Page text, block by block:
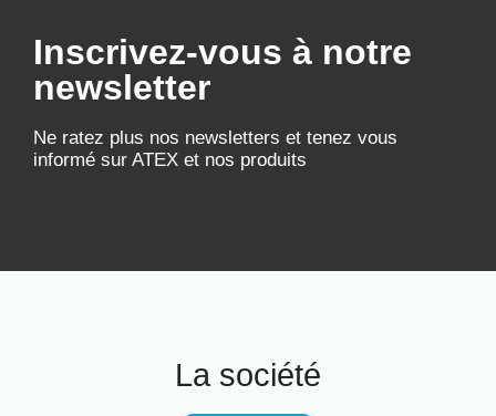
Inscrivez-vous à notre
newsletter
Ne ratez plus nos newsletters et tenez vous
informé sur ATEX et nos produits
La société